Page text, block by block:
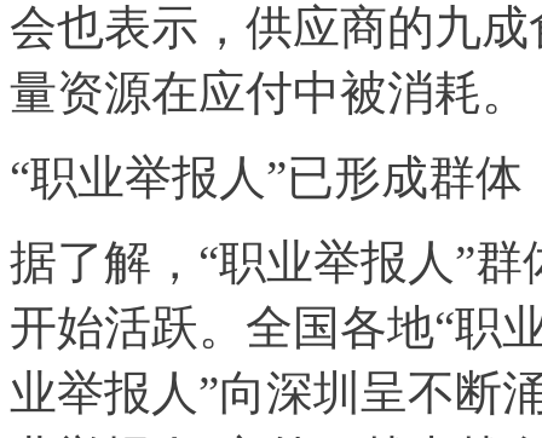
会也表示，供应商的九
量资源在应付中被消耗。
“职业举报人”已形成群体
据了解，“职业举报人”
开始活跃。全国各地“职
业举报人”向深圳呈不断